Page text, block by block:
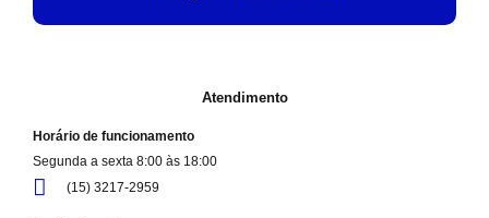
Atendimento
Horário de funcionamento
Segunda a sexta 8:00 às 18:00
(15) 3217-2959